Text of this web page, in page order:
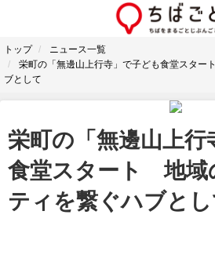
トップ
ニュース一覧
栄町の「無邊山上行寺」で子ども食堂スター
ブとして
栄町の「無邊山上行
食堂スタート 地域
ティを繋ぐハブとし